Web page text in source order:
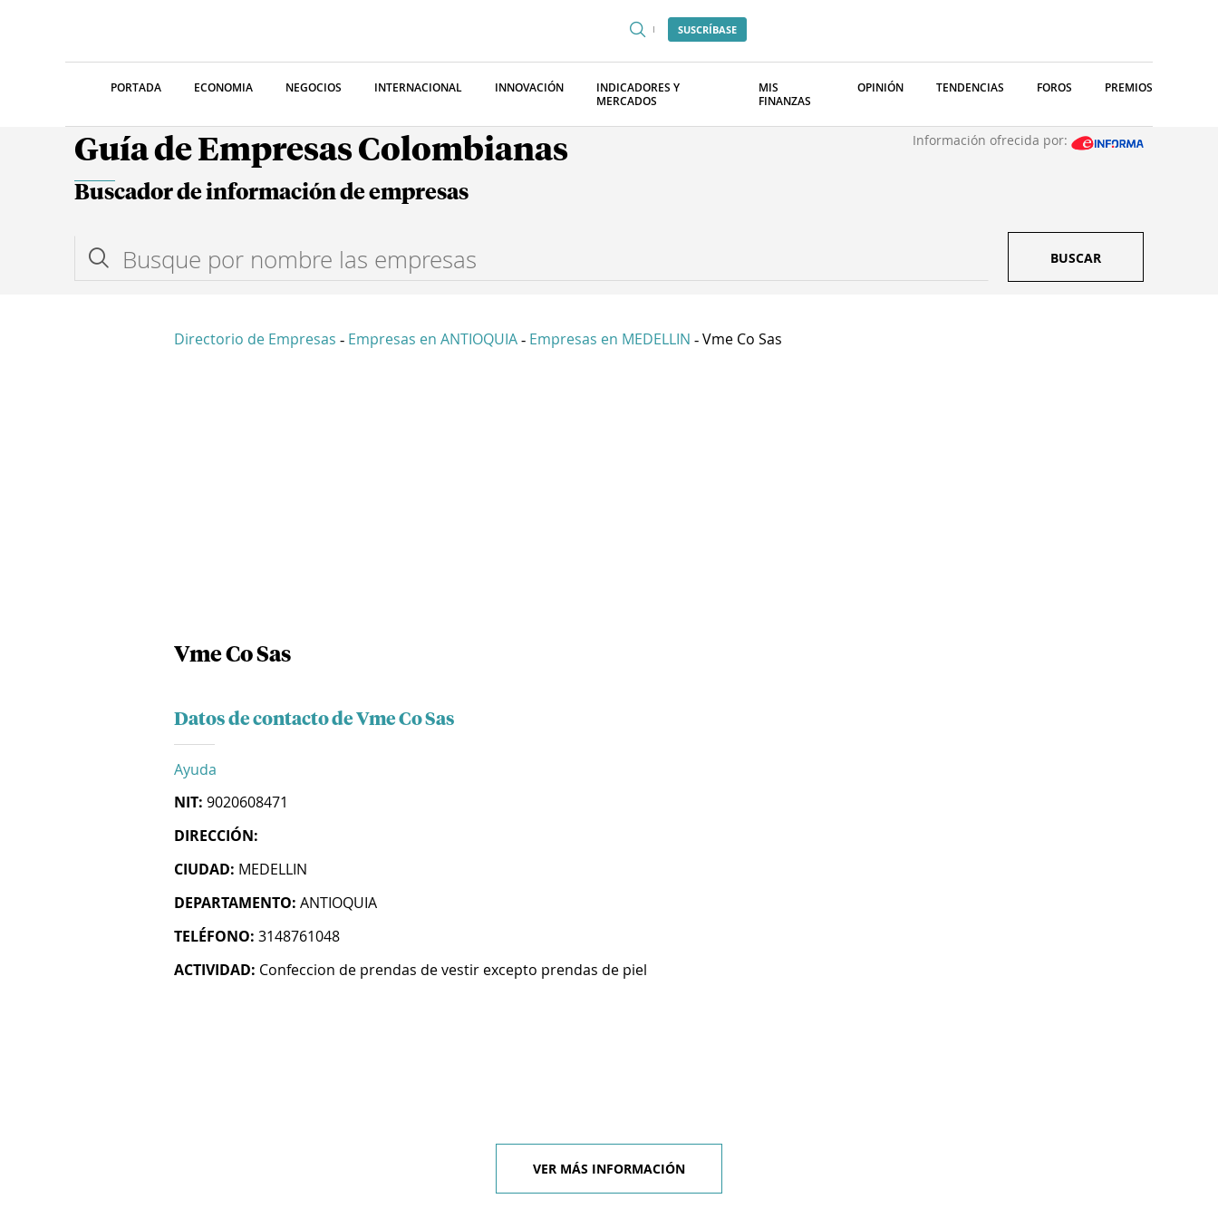
SUSCRÍBASE
PORTADA ECONOMIA NEGOCIOS INTERNACIONAL INNOVACIÓN
INDICADORES Y
MERCADOS
MIS
FINANZAS
OPINIÓN TENDENCIAS FOROS PREMIOS
Guía de Empresas Colombianas Información ofrecida por:
Buscador de información de empresas
BUSCAR
Directorio de Empresas - Empresas en ANTIOQUIA - Empresas en MEDELLIN - Vme Co Sas
Vme Co Sas
Datos de contacto de Vme Co Sas
Ayuda
NIT: 9020608471
DIRECCIÓN:
CIUDAD: MEDELLIN
DEPARTAMENTO: ANTIOQUIA
TELÉFONO: 3148761048
ACTIVIDAD: Confeccion de prendas de vestir excepto prendas de piel
VER MÁS INFORMACIÓN